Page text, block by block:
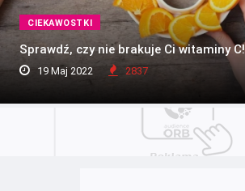
CIEKAWOSTKI
Sprawdź, czy nie brakuje Ci witaminy C!
19 Maj 2022 2837